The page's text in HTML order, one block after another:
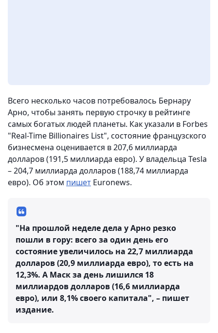
Всего несколько часов потребовалось Бернару
Арно, чтобы занять первую строчку в рейтинге
самых богатых людей планеты. Как указали в Forbes
"Real-Time Billionaires List", состояние французского
бизнесмена оценивается в 207,6 миллиарда
долларов (191,5 миллиарда евро). У владельца Tesla
– 204,7 миллиарда долларов (188,74 миллиарда
евро). Об этом пишет Euronews.
"На прошлой неделе дела у Арно резко
пошли в гору: всего за один день его
состояние увеличилось на 22,7 миллиарда
долларов (20,9 миллиарда евро), то есть на
12,3%. А Маск за день лишился 18
миллиардов долларов (16,6 миллиарда
евро), или 8,1% своего капитала", – пишет
издание.